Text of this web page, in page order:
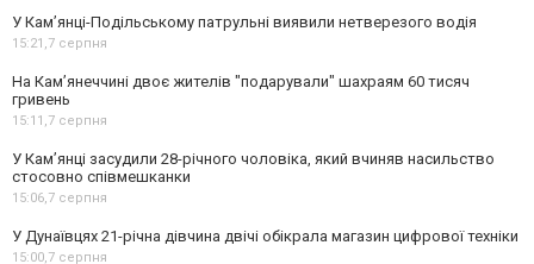
У Кам’янці-Подільському патрульні виявили нетверезого водія
15:21,7 серпня
На Камʼянеччині двоє жителів "подарували" шахраям 60 тисяч
гривень
15:11,7 серпня
У Камʼянці засудили 28-річного чоловіка, який вчиняв насильство
стосовно співмешканки
15:06,7 серпня
У Дунаївцях 21-річна дівчина двічі обікрала магазин цифрової техніки
15:00,7 серпня